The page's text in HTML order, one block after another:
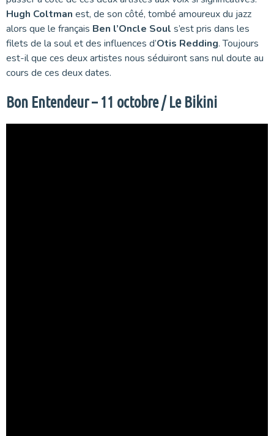
Hugh Coltman est, de son côté, tombé amoureux du jazz
alors que le français Ben l’Oncle Soul s’est pris dans les
filets de la soul et des influences d’Otis Redding. Toujours
est-il que ces deux artistes nous séduiront sans nul doute au
cours de ces deux dates.
Bon Entendeur – 11 octobre / Le Bikini